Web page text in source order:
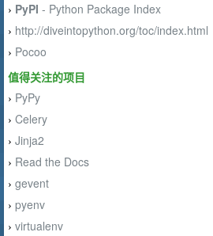
› PyPI - Python Package Index
› http://diveintopython.org/toc/index.html
› Pocoo
值得关注的项目
› PyPy
› Celery
› Jinja2
› Read the Docs
› gevent
› pyenv
› virtualenv